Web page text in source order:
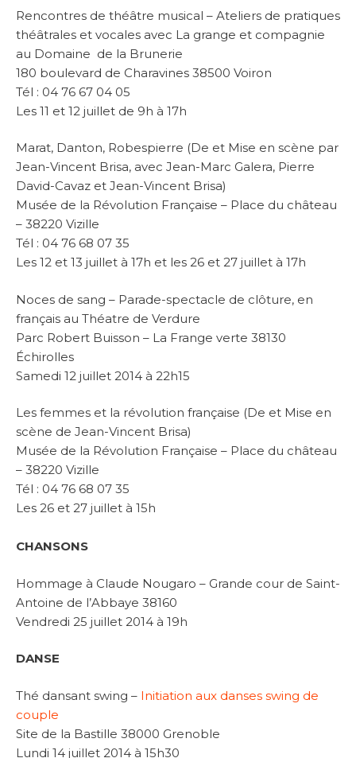
Rencontres de théâtre musical – Ateliers de pratiques
théâtrales et vocales avec La grange et compagnie
au Domaine de la Brunerie
180 boulevard de Charavines 38500 Voiron
Tél : 04 76 67 04 05
Les 11 et 12 juillet de 9h à 17h
Marat, Danton, Robespierre (De et Mise en scène par
Jean-Vincent Brisa, avec Jean-Marc Galera, Pierre
David-Cavaz et Jean-Vincent Brisa)
Musée de la Révolution Française – Place du château
– 38220 Vizille
Tél : 04 76 68 07 35
Les 12 et 13 juillet à 17h et les 26 et 27 juillet à 17h
Noces de sang – Parade-spectacle de clôture, en
français au Théatre de Verdure
Parc Robert Buisson – La Frange verte 38130
Échirolles
Samedi 12 juillet 2014 à 22h15
Les femmes et la révolution française (De et Mise en
scène de Jean-Vincent Brisa)
Musée de la Révolution Française – Place du château
– 38220 Vizille
Tél : 04 76 68 07 35
Les 26 et 27 juillet à 15h
CHANSONS
Hommage à Claude Nougaro – Grande cour de Saint-
Antoine de l’Abbaye 38160
Vendredi 25 juillet 2014 à 19h
DANSE
Thé dansant swing – Initiation aux danses swing de
couple
Site de la Bastille 38000 Grenoble
Lundi 14 juillet 2014 à 15h30